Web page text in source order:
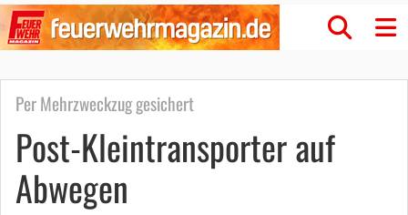
Per Mehrzweckzug gesichert
Post-Kleintransporter auf
Abwegen